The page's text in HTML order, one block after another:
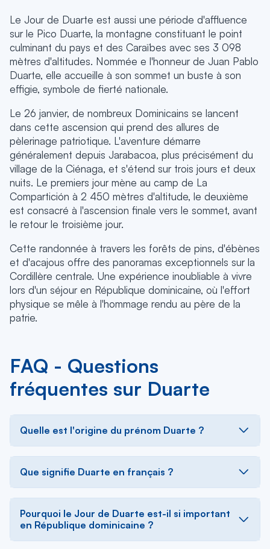
Le Jour de Duarte est aussi une période d'affluence
sur le Pico Duarte, la montagne constituant le point
culminant du pays et des Caraïbes avec ses 3 098
mètres d'altitudes. Nommée e l'honneur de Juan Pablo
Duarte, elle accueille à son sommet un buste à son
effigie, symbole de fierté nationale.
Le 26 janvier, de nombreux Dominicains se lancent
dans cette ascension qui prend des allures de
pèlerinage patriotique. L'aventure démarre
généralement depuis Jarabacoa, plus précisément du
village de la Ciénaga, et s'étend sur trois jours et deux
nuits. Le premiers jour mène au camp de La
Compartición à 2 450 mètres d'altitude, le deuxième
est consacré à l'ascension finale vers le sommet, avant
le retour le troisième jour.
Cette randonnée à travers les forêts de pins, d'ébènes
et d'acajous offre des panoramas exceptionnels sur la
Cordillère centrale. Une expérience inoubliable à vivre
lors d'un séjour en République dominicaine, où l'effort
physique se mêle à l'hommage rendu au père de la
patrie.
FAQ - Questions
fréquentes sur Duarte
Quelle est l'origine du prénom Duarte ?
Que signifie Duarte en français ?
Pourquoi le Jour de Duarte est-il si important
en République dominicaine ?